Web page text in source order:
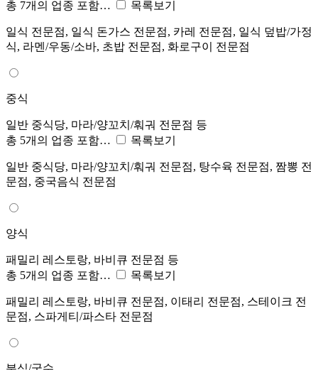
총 7개의 업종 포함… 목록보기
일식 전문점, 일식 돈가스 전문점, 카레 전문점, 일식 덮밥/가정
식, 라멘/우동/소바, 초밥 전문점, 화로구이 전문점
중식
일반 중식당, 마라/양꼬치/훠궈 전문점 등
총 5개의 업종 포함…
목록보기
일반 중식당, 마라/양꼬치/훠궈 전문점, 탕수육 전문점, 짬뽕 전
문점, 중국음식 전문점
양식
패밀리 레스토랑, 바비큐 전문점 등
총 5개의 업종 포함…
목록보기
패밀리 레스토랑, 바비큐 전문점, 이태리 전문점, 스테이크 전
문점, 스파게티/파스타 전문점